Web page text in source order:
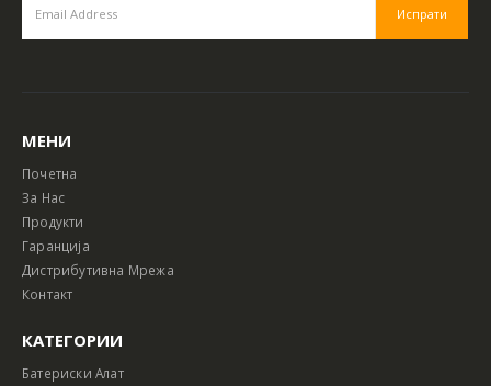
МЕНИ
Почетна
За Нас
Продукти
Гаранција
Дистрибутивна Мрежа
Контакт
КАТЕГОРИИ
Батериски Алат